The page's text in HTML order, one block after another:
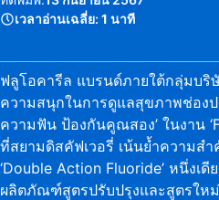
เวลาอ่านเฉลี่ย: 1 นาที
ฟลูโอคารีล แบรนด์ภายใต้กลุ่มบริ
ความสนุกในการดูแลสุขภาพช่องป
ความฟัน ป้องกันคูณสอง’ ในงาน
ที่สยามดิสคัฟเวอรี่ เน้นย้ำความส
‘Double Action Fluoride’ หนึ่งเ
ผลิตภัณฑ์สูตรปรับปรุงและสูตรให